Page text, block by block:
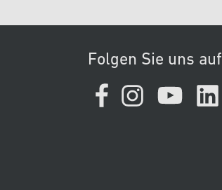
Folgen Sie uns auf